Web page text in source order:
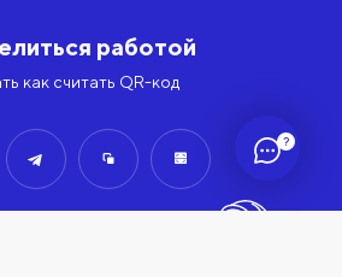
?
работой
как считать QR-код